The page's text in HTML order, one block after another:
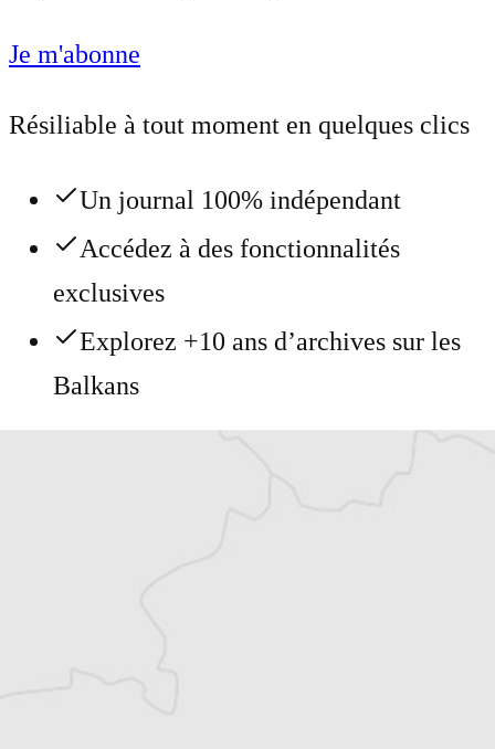
Je m'abonne
Résiliable à tout moment en quelques clics
Un journal 100% indépendant
Accédez à des fonctionnalités
exclusives
Explorez +10 ans d’archives sur les
Balkans